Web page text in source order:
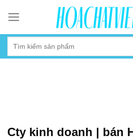
content
Cty kinh doanh | bán